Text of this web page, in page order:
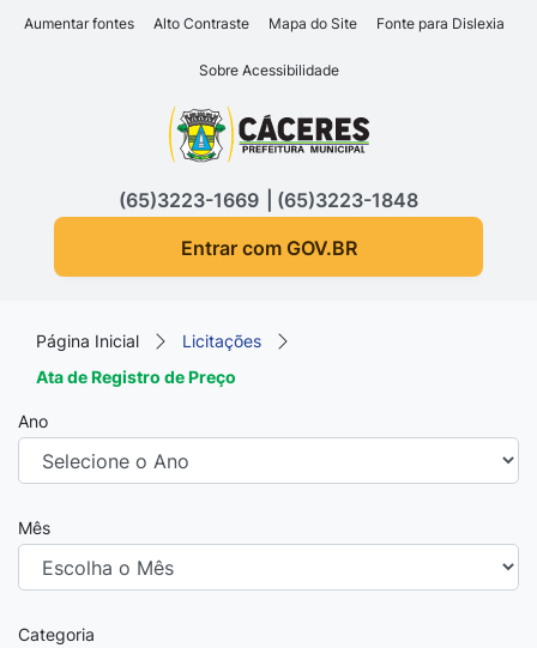
Seção de atalhos e links
Ir para o conteúdo [alt+1]
Ir para o rodapé [alt+4]
Aumentar fontes Alto Contraste Mapa do Site Fonte para Dislexia
Sobre Acessibilidade
Seção do menu principal
(65)3223-1669
(65)3223-1848
Entrar com GOV.BR
Página Inicial
Licitações
Ata de Registro de Preço
Ano
Mês
Categoria